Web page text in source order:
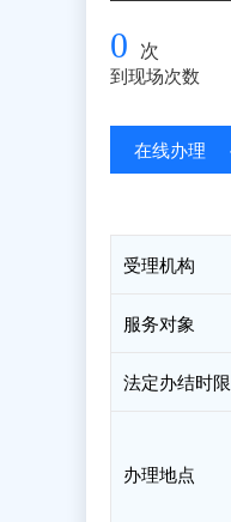
0 次
到现场次数
在线办理
受理机构
服务对象
法定办结时限
办理地点